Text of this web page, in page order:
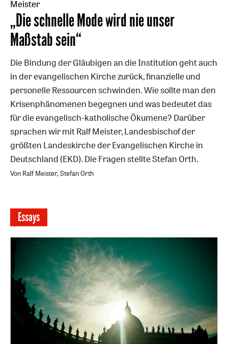
Meister
:
„Die schnelle Mode wird nie unser
Maßstab sein“
Die Bindung der Gläubigen an die Institution geht auch
in der evangelischen Kirche zurück, finanzielle und
personelle Ressourcen schwinden. Wie sollte man den
Krisenphänomenen begegnen und was bedeutet das
für die evangelisch-katholische Ökumene? Darüber
sprachen wir mit Ralf Meister, Landesbischof der
größten Landeskirche der Evangelischen Kirche in
Deutschland (EKD). Die Fragen stellte Stefan Orth.
Von Ralf Meister, Stefan Orth
Essays